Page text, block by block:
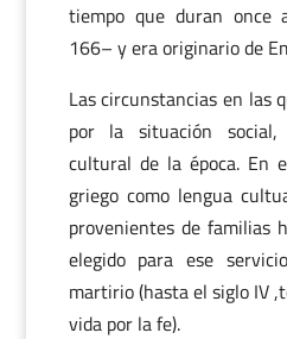
tiempo que duran once
166– y era originario de
Las circunstancias en las
por la situación
cultural de la época. En
griego como lengua
provenientes de familias
elegido para ese
martirio (hasta el siglo IV
vida por la fe).